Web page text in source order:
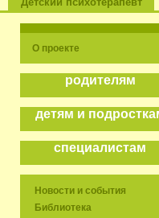
О проекте
родителям
детям и
специалистам
Новости и события
Библиотека